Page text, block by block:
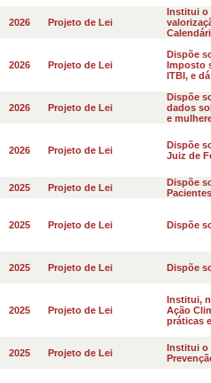
2026 Projeto de Lei
Institui o
2026 Projeto de Lei
Dispõe
Imposto
ITBI, e
2026 Projeto de Lei
Dispõe
dados
e
2026 Projeto de Lei
Dispõe
Juiz de
2025 Projeto de Lei
Dispõe
2025 Projeto de Lei Dispõe
2025 Projeto de Lei Dispõe
2025 Projeto de Lei
Institui,
Ação
práticas
2025 Projeto de Lei
Institui o